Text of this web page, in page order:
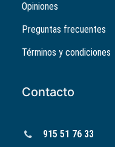
Opiniones
Preguntas frecuentes
Términos y condiciones
Contacto
915 51 76 33